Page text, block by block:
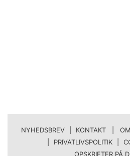
NYHEDSBREV KONTAKT |
PRIVATLIVSPOLITIK
OPSKRIFTER PÅ